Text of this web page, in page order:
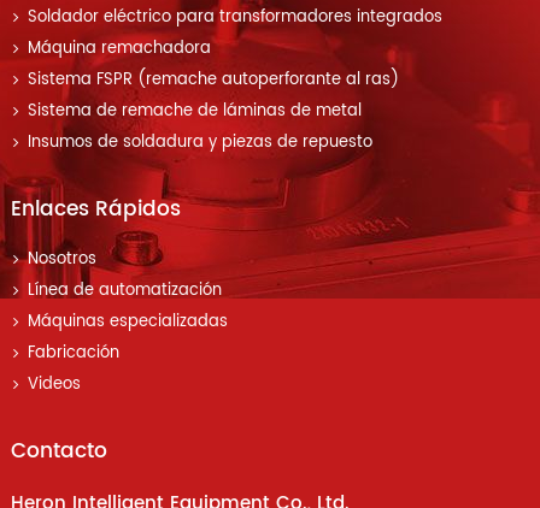
Soldador eléctrico para transformadores integrados
Máquina remachadora
Sistema FSPR (remache autoperforante al ras)
Sistema de remache de láminas de metal
Insumos de soldadura y piezas de repuesto
Enlaces Rápidos
Nosotros
Línea de automatización
Máquinas especializadas
Fabricación
Videos
Contacto